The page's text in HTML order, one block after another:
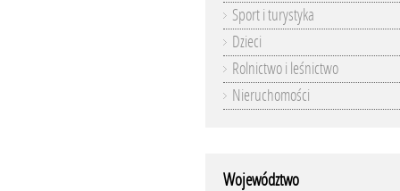
Sport i turystyka
Dzieci
Rolnictwo i leśnictwo
Nieruchomości
Województwo